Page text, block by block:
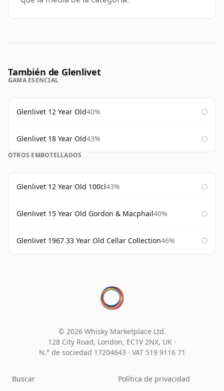
También de Glenlivet
GAMA ESENCIAL
Glenlivet 12 Year Old40%
Glenlivet 18 Year Old43%
OTROS EMBOTELLADOS
Glenlivet 12 Year Old 100cl43%
Glenlivet 15 Year Old Gordon & Macphail40%
Glenlivet 1967 33 Year Old Cellar Collection46%
© 2026 Whisky Marketplace Ltd.
128 City Road, London, EC1V 2NX, UK ·
N.° de sociedad 17204643 · VAT 519 9116 71
Buscar Política de privacidad